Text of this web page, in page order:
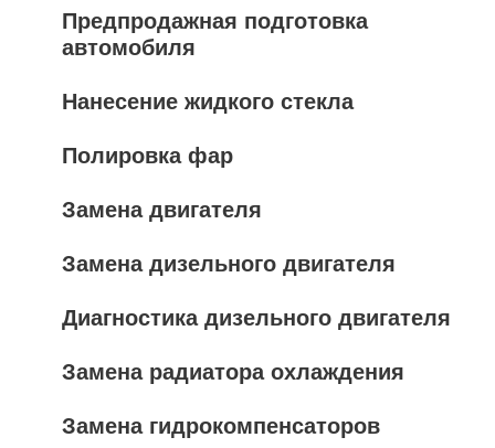
Предпродажная подготовка
автомобиля
Нанесение жидкого стекла
Полировка фар
Замена двигателя
Замена дизельного двигателя
Диагностика дизельного двигателя
Замена радиатора охлаждения
Замена гидрокомпенсаторов